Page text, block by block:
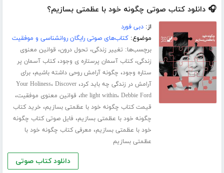
🎧 دانلود کتاب صوتی چگونه خود با عظمتی بسازیم؟
از:دبی فورد
موضوع:کتاب‌های صوتی رایگان روانشناسی و موفقیت
برچسب‌ها: تغییر زندگی، تحول درون، قوانین معنوی
زندگی،کتاب آسمان پرستاره ی وجود،کتاب آسمان پر
ستاره وجود، چگونه آرامش روحی داشته باشیم،برای
آرامش در زندگی چه باید کرد، Your Holiness، Discover
the light within، Debbie Ford ، قوانین معنوی موفقیت،
قیمت کتاب چگونه خود با عظمتی بسازیم، خرید کتاب
چگونه خود با عظمتی بسازیم، فایل صوتی کتاب چگونه
خود با عظمتی بسازیم، معرفی کتاب چگونه خود با
عظمتی بسازیم
دانلود کتاب صوتی